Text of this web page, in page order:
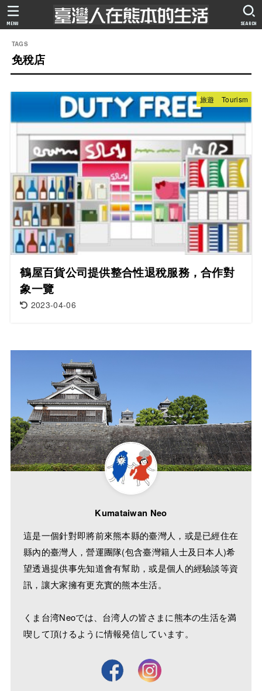
SEARCH
MENU
免稅店
旅遊 Tourism
鶴屋百貨公司提供整合性退稅服務，合作對
象一覽
2023-04-06
Kumataiwan Neo
這是一個針對即將前來熊本縣的臺灣人，或是已經住在
縣內的臺灣人，營運團隊(包含臺灣籍人士及日本人)希
望透過提供事先知道會有幫助，或是個人的經驗談等資
訊，讓大家擁有更充實的熊本生活。
くま台湾Neoでは、台湾人の皆さまに熊本の生活を満
喫して頂けるように情報発信しています。